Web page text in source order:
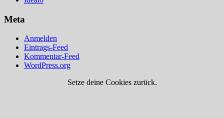
Meta
Anmelden
Eintrags-Feed
Kommentar-Feed
WordPress.org
Setze deine Cookies zurück.